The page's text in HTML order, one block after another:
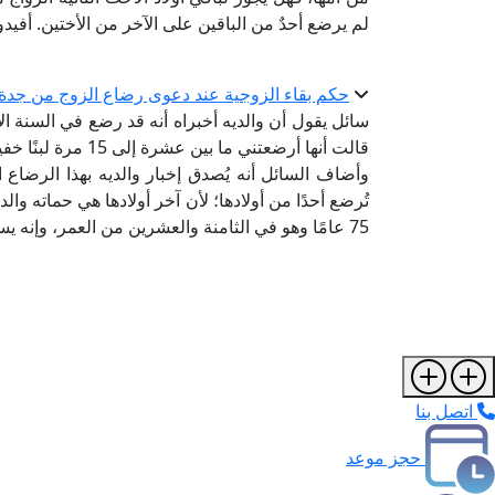
لم يرضع أحدٌ من الباقين على الآخر من الأختين.
حكم بقاء الزوجية عند دعوى رضاع الزوج من
سائل يقول أن والديه أخبراه أنه قد رضع في
قالت أنها أرضعتني ما بين عشرة إلى 15 مرة لبنًا خفيفًا مثل الماء نُقطًا صغيرة.
وأضاف السائل أنه يُصدق إخبار والديه بهذا
تُرضع أحدًا من أولادها؛ لأن آخر أولادها هي حماته
75 عامًا وهو في الثامنة والعشرين من العمر، وإنه يسأل: هل تحرم عليه زوجته بهذا الرضاع شرعًا؟
اتصل بنا
حجز موعد